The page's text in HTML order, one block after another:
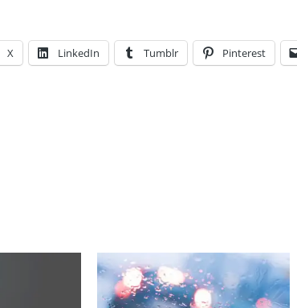
X LinkedIn Tumblr Pinterest